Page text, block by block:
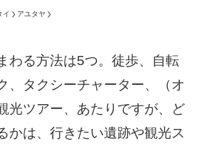
イ アユタヤ
わる方法は5つ。徒歩、自転
、タクシーチャーター、（オ
光ツアー、あたりですが、ど
かは、行きたい遺跡や観光ス